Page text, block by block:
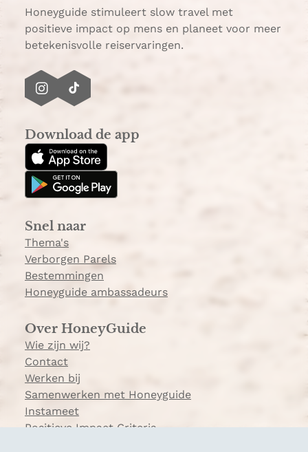
Honeyguide stimuleert slow travel met
positieve impact op mens en planeet voor meer
betekenisvolle reiservaringen.
I
t
a
g
m
T
T
o
k
Download de app
Snel naar
Thema's
Verborgen Parels
Bestemmingen
Honeyguide ambassadeurs
Over HoneyGuide
Wie zijn wij?
Contact
Werken bij
Samenwerken met Honeyguide
Instameet
Positieve Impact Criteria